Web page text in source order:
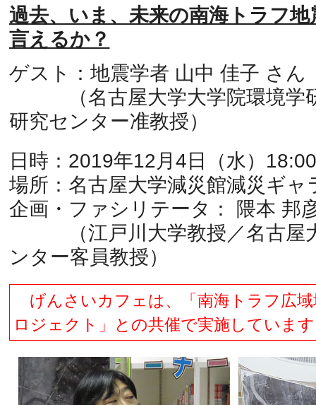
過去、いま、未来の南海トラフ
言えるか？
ゲスト：地震学者 山中 佳子 さん
（名古屋大学大学院環境学研
研究センター准教授）
日時：2019年12月4日（水）
場所：名古屋大学減災館減災ギャ
企画・ファシリテータ： 隈本 邦
（江戸川大学教授／名古屋大
ンター客員教授）
げんさいカフェは、「南海トラフ広域
ロジェクト」との共催で実施していま